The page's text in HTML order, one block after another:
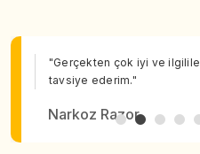
"Gerçekten çok iyi ve
tavsiye ederim."
Narkoz Razor